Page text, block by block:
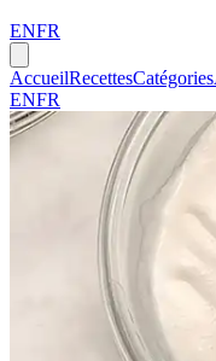
ENFR
AccueilRecettesCatégories
ENFR